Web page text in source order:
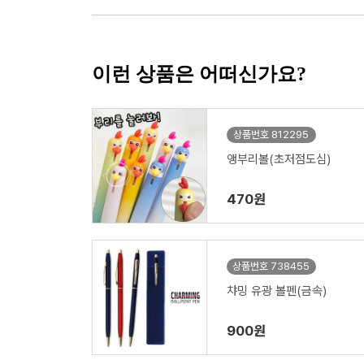
이런 상품은 어떠신가요?
상품번호 812295
앵부리볼(초저점도심)
470원
상품번호 738455
챠밍 유광 볼펜(금속)
900원